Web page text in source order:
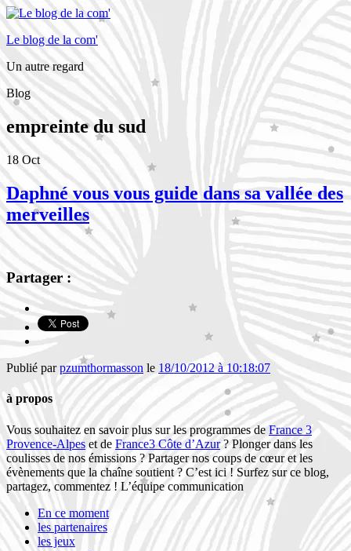
Le blog de la com'
Un autre regard
Blog
empreinte du sud
18 Oct
Daphné vous vous guide dans sa vallée des
merveilles
Partager :
Publié parpzumthormasson le 18/10/2012 à 10:18:07
à propos
Vous souhaitez en savoir plus sur les programmes de France 3
Provence-Alpes et de France3 Côte d’Azur? Plonger dans les
coulisses de nos émissions ? Partager nos coups de cœur et les
évènements que la chaîne soutient ? C’est ici ! Surfez sur ce blog,
partagez, commentez ! L’équipe communication
En ce moment
les partenaires
les jeux